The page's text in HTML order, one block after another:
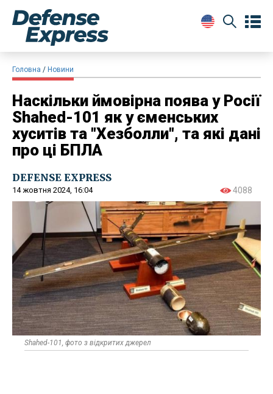
Головна Новини
Наскільки ймовірна поява у Росії
Shahed-101 як у єменських
хуситів та "Хезболли", та які дані
про ці БПЛА
DEFENSE EXPRESS
14 жовтня 2024, 16:04 4088
Shahed-101, фото з відкритих джерел